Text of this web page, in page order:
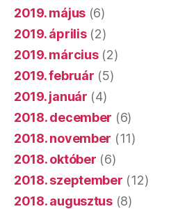
2019. május (6)
2019. április(2)
2019. március(2)
2019. február (5)
2019. január (4)
2018. december (6)
2018. november (11)
2018. október (6)
2018. szeptember (12)
2018. augusztus(8)